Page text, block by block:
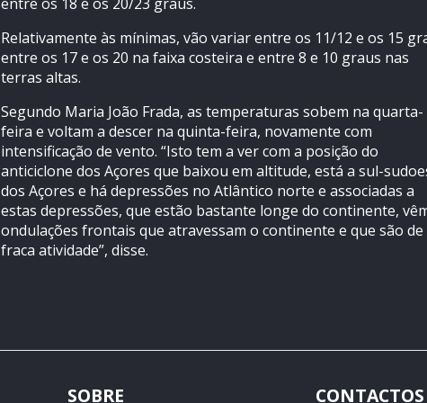
Relativamente às mínimas, vão variar entre os 11/12 e os 15
entre os 17 e os 20 na faixa costeira e entre 8 e 10 graus nas
terras altas.
Segundo Maria João Frada, as temperaturas sobem na quarta-
feira e voltam a descer na quinta-feira, novamente com
intensificação de vento. “Isto tem a ver com a posição do
anticiclone dos Açores que baixou em altitude, está a sul-
dos Açores e há depressões no Atlântico norte e associadas a
estas depressões, que estão bastante longe do continente,
ondulações frontais que atravessam o continente e que são de
fraca atividade”, disse.
SOBRE CONTACTOS